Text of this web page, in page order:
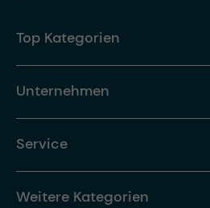
Top Kategorien
Unternehmen
Service
Weitere Kategorien